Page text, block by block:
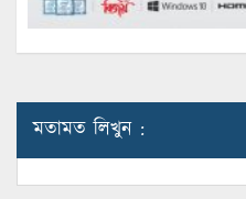
মতামত লিখুন :